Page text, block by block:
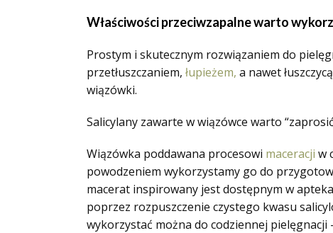
Właściwości przeciwzapalne warto
Prostym i skutecznym rozwiązaniem do
przetłuszczaniem, łupieżem, a nawet
wiązówki.
Salicylany zawarte w wiązówce warto
Wiązówka poddawana procesowi maceracji w
powodzeniem wykorzystamy go do
macerat inspirowany jest dostępnym w
poprzez rozpuszczenie czystego kwasu
wykorzystać można do codziennej pielęgnacji